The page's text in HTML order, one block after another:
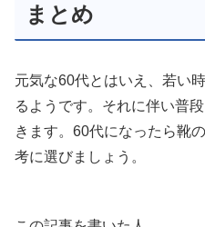
まとめ
元気な60代とはいえ、若い
るようです。それに伴い普
きます。60代になったら靴
考に選びましょう。